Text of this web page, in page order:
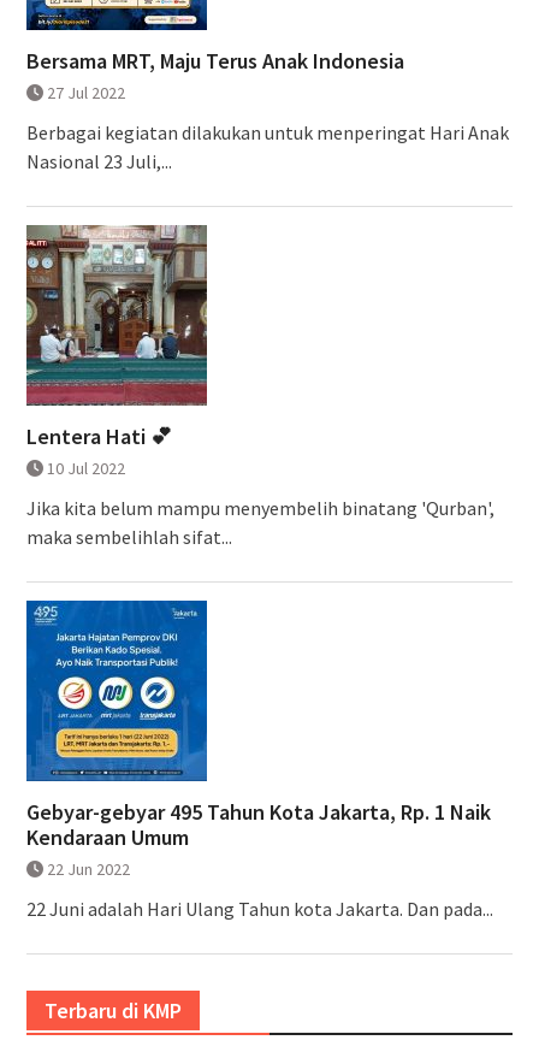
Bersama MRT, Maju Terus Anak Indonesia
27 Jul 2022
Berbagai kegiatan dilakukan untuk menperingat Hari Anak
Nasional 23 Juli,...
Lentera Hati 💕
10 Jul 2022
Jika kita belum mampu menyembelih binatang 'Qurban',
maka sembelihlah sifat...
Gebyar-gebyar 495 Tahun Kota Jakarta, Rp. 1 Naik
Kendaraan Umum
22 Jun 2022
22 Juni adalah Hari Ulang Tahun kota Jakarta. Dan pada...
Terbaru di KMP